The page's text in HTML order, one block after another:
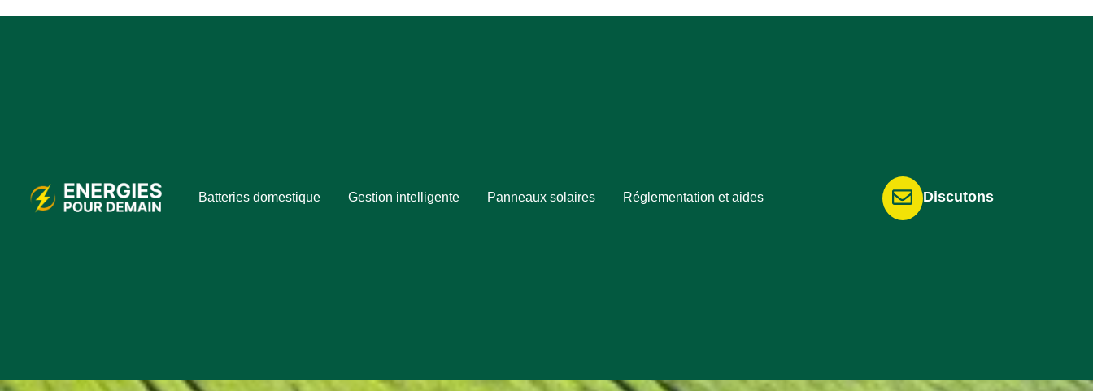
Batteries domestique Gestion intelligente Panneaux solaires Réglementation et aides Discutons